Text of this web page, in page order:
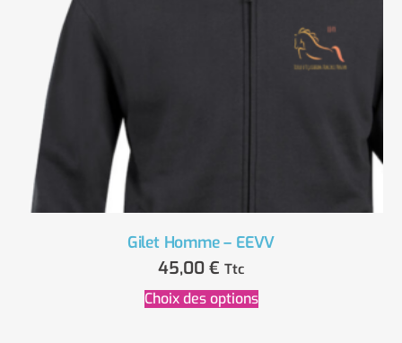
Gilet Homme – EEVV
45,00 € Ttc
Choix des options